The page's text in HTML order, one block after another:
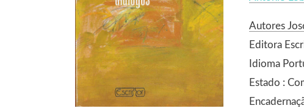
Autores
Editora
Idioma
Estado :